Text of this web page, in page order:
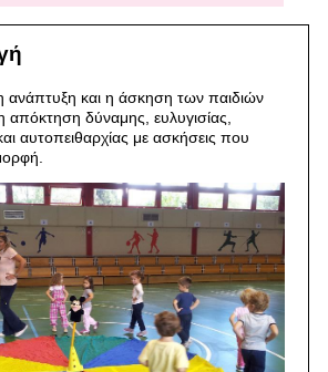
ανάπτυξη και η άσκηση των παιδιών
απόκτηση δύναμης, ευλυγισίας,
αυτοπειθαρχίας με ασκήσεις που